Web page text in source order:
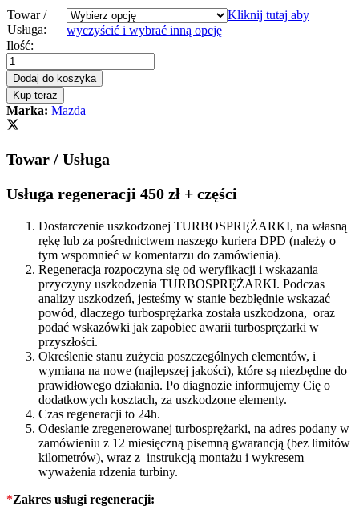
Towar /
Usługa:
Kliknij tutaj aby
wyczyścić i wybrać inną opcję
Turbosprężarka
turbina
Mazda
6
2.0
CD
VJ37
Ilość:
Dodaj do koszyka
Kup teraz
Marka: Mazda
Towar / Usługa
Usługa regeneracji 450 zł + części
Dostarczenie uszkodzonej TURBOSPRĘŻARKI, na własną
rękę lub za pośrednictwem naszego kuriera DPD (należy o
tym wspomnieć w komentarzu do zamówienia).
Regeneracja rozpoczyna się od weryfikacji i wskazania
przyczyny uszkodzenia TURBOSPRĘŻARKI. Podczas
analizy uszkodzeń, jesteśmy w stanie bezbłędnie wskazać
powód, dlaczego turbosprężarka została uszkodzona, oraz
podać wskazówki jak zapobiec awarii turbosprężarki w
przyszłości.
Określenie stanu zużycia poszczególnych elementów, i
wymiana na nowe (najlepszej jakości), które są niezbędne do
prawidłowego działania. Po diagnozie informujemy Cię o
dodatkowych kosztach, za uszkodzone elementy.
Czas regeneracji to 24h.
Odesłanie zregenerowanej turbosprężarki, na adres podany w
zamówieniu z 12 miesięczną pisemną gwarancją (bez limitów
kilometrów), wraz z instrukcją montażu i wykresem
wyważenia rdzenia turbiny.
*Zakres usługi regeneracji: